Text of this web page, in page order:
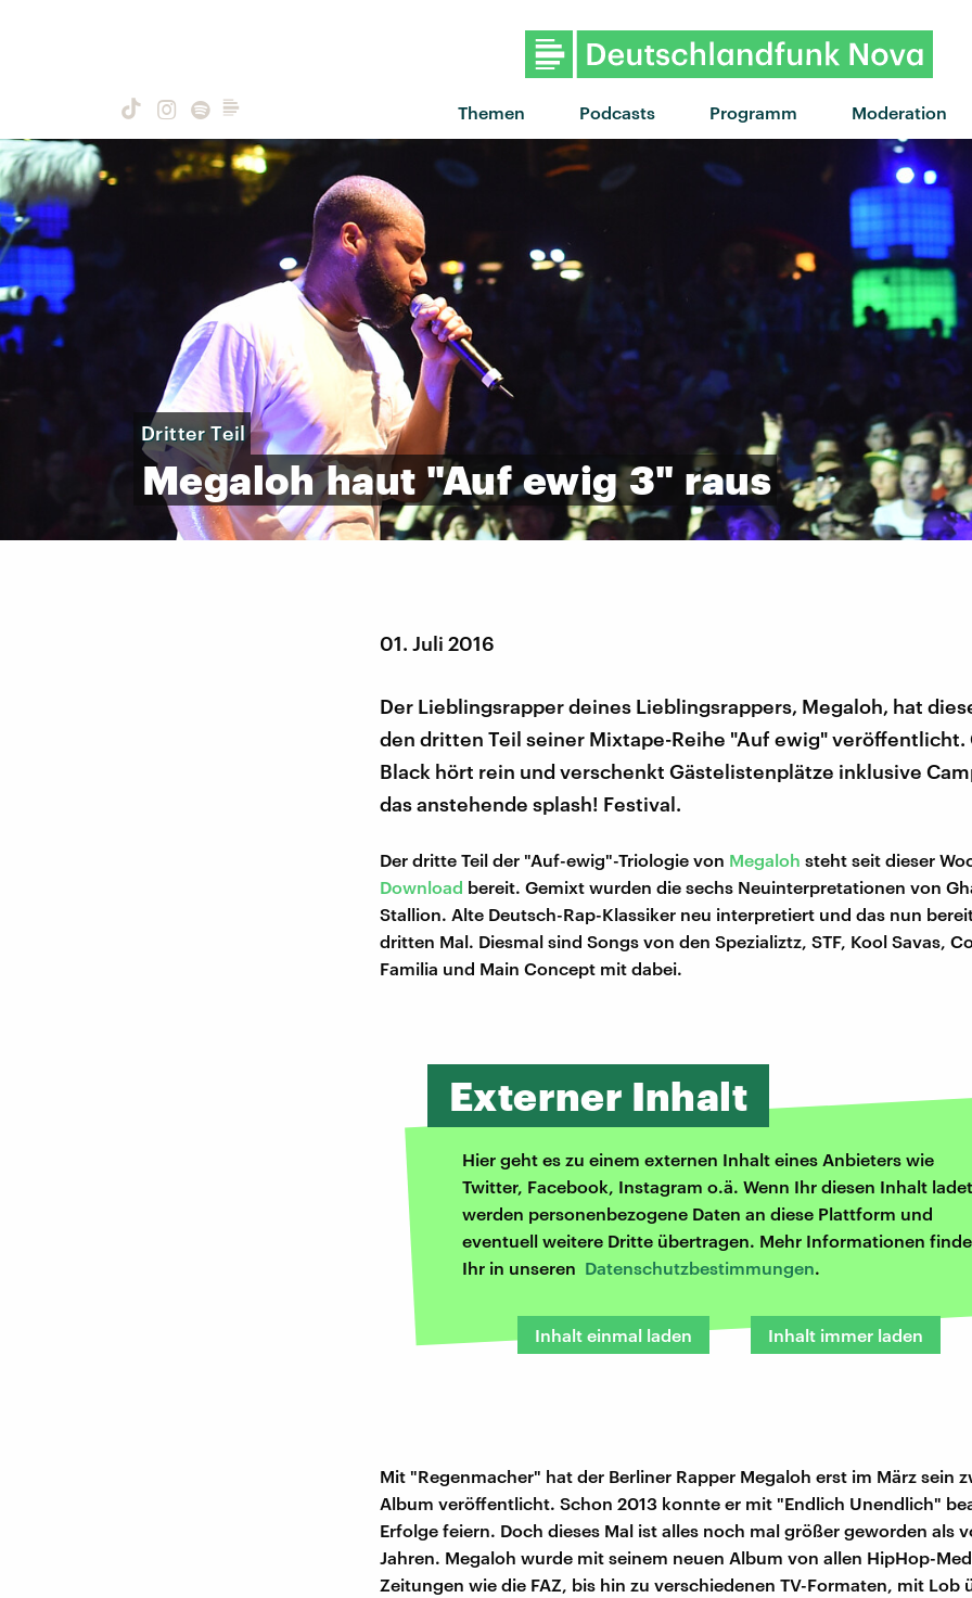
Themen Podcasts Programm Moderation
"Bad guy" von Billie Eilish ·
Dritter Teil
Megaloh haut "Auf ewig 3" raus
01. Juli 2016
Der Lieblingsrapper deines Lieblingsrappers, Megaloh, hat
den dritten Teil seiner Mixtape-Reihe "Auf ewig" veröffentlicht.
Black hört rein und verschenkt Gästelistenplätze inklusive
das anstehende splash! Festival.
Der dritte Teil der "Auf-ewig"-Triologie von Megaloh steht seit dieser
Download bereit. Gemixt wurden die sechs Neuinterpretationen von
Stallion. Alte Deutsch-Rap-Klassiker neu interpretiert und das nun
dritten Mal. Diesmal sind Songs von den Spezializtz, STF, Kool Savas,
Familia und Main Concept mit dabei.
Externer Inhalt
Hier geht es zu einem externen Inhalt eines Anbieters wie
Twitter, Facebook, Instagram o.ä. Wenn Ihr diesen Inhalt
werden personenbezogene Daten an diese Plattform und
eventuell weitere Dritte übertragen. Mehr Informationen
Ihr in unseren Datenschutzbestimmungen.
Inhalt einmal laden Inhalt immer laden
Mit "Regenmacher" hat der Berliner Rapper Megaloh erst im März sein
Album veröffentlicht. Schon 2013 konnte er mit "Endlich Unendlich"
Erfolge feiern. Doch dieses Mal ist alles noch mal größer geworden als
Jahren. Megaloh wurde mit seinem neuen Album von allen HipHop-
Zeitungen wie die FAZ, bis hin zu verschiedenen TV-Formaten, mit Lob